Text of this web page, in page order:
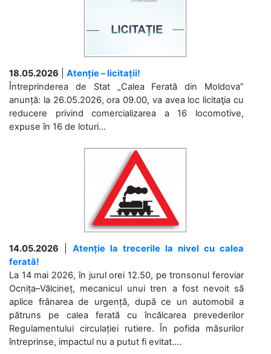
18.05.2026
Atenție – licitații!
Întreprinderea de Stat „Calea Ferată din Moldova”
anunță: la 26.05.2026, ora 09.00, va avea loc licitaţia cu
reducere privind comercializarea a 16 locomotive,
expuse în 16 de loturi...
14.05.2026
Atenție la trecerile la nivel cu calea
ferată!
La 14 mai 2026, în jurul orei 12.50, pe tronsonul feroviar
Ocnița–Vălcineț, mecanicul unui tren a fost nevoit să
aplice frânarea de urgență, după ce un automobil a
pătruns pe calea ferată cu încălcarea prevederilor
Regulamentului circulației rutiere. În pofida măsurilor
întreprinse, impactul nu a putut fi evitat....